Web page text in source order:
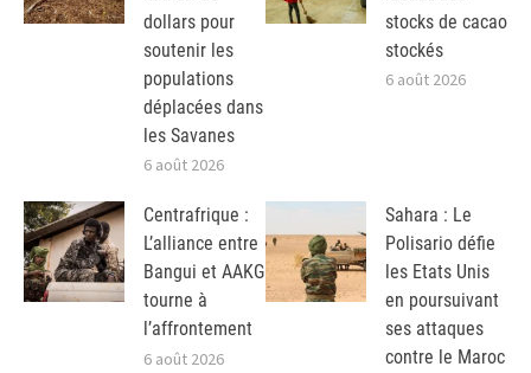
dollars pour
soutenir les
populations
déplacées dans
les Savanes
6 août 2026
stocks de cacao
stockés
6 août 2026
Centrafrique :
L’alliance entre
Bangui et AAKG
tourne à
l’affrontement
6 août 2026
Sahara : Le
Polisario défie
les Etats Unis
en poursuivant
ses attaques
contre le Maroc